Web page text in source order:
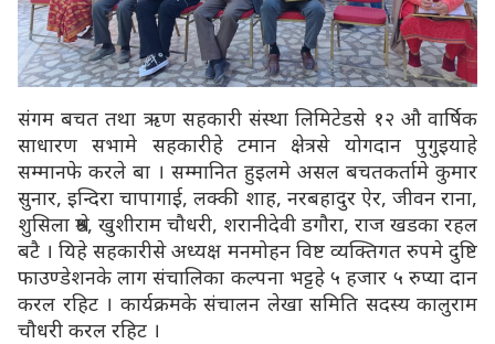
संगम बचत तथा ऋण सहकारी संस्था लिमिटेडसे १२ औ वार्षिक
साधारण सभामे सहकारीहे टमान क्षेत्रसे योगदान पुगुइयाहे
सम्मानफे करले बा । सम्मानित हुइलमे असल बचतकर्तामे कुमार
सुनार, इन्दिरा चापागाई, लक्की शाह, नरबहादुर ऐर, जीवन राना,
शुसिला श्रेष्ठ, खुशीराम चौधरी, शरानीदेवी डगौरा, राज खडका रहल
बटै । यिहे सहकारीसे अध्यक्ष मनमोहन विष्ट व्यक्तिगत रुपमे दुष्टि
फाउण्डेशनके लाग संचालिका कल्पना भट्टहे ५ हजार ५ रुप्या दान
करल रहिट । कार्यक्रमके संचालन लेखा समिति सदस्य कालुराम
चौधरी करल रहिट ।